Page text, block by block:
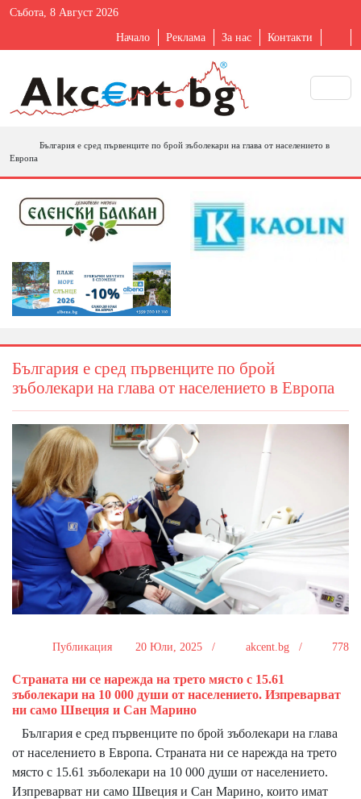
Събота, 8 Август 2026
Начало Реклама За нас Контакти
България е сред първенците по брой зъболекари на глава от населението в
Европа
България е сред първенците по брой
зъболекари на глава от населението в Европа
Публикация 20 Юли, 2025 / akcent.bg / 778
Страната ни се нарежда на трето място с 15.61
зъболекари на 10 000 души от населението. Изпреварват
ни само Швеция и Сан Марино
България е сред първенците по брой зъболекари на глава
от населението в Европа. Страната ни се нарежда на трето
място с 15.61 зъболекари на 10 000 души от населението.
Изпреварват ни само Швеция и Сан Марино, които имат